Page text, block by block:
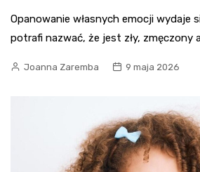
Opanowanie własnych emocji wydaje
potrafi nazwać, że jest zły, zmęczony
Joanna Zaremba 9 maja 2026